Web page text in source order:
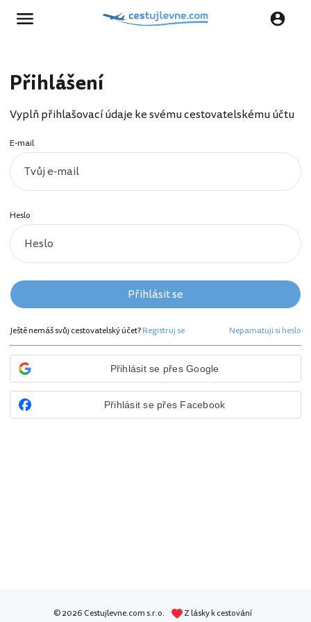
Přihlášení
Vyplň přihlašovací údaje ke svému cestovatelskému účtu
E-mail
Heslo
Přihlásit se
Ještě nemáš svůj cestovatelský účet?Registruj se Nepamatuji si heslo
Přihlásit se přes Google
Přihlásit se přes Facebook
© 2026 Cestujlevne.com s.r.o. Z lásky k cestování